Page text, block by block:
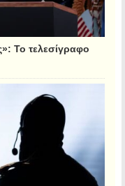
Το τελεσίγραφο